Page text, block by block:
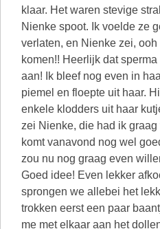
klaar. Het waren stevige
Nienke spoot. Ik voelde ze
verlaten, en Nienke zei,
komen!! Heerlijk dat
aan! Ik bleef nog even in
piemel en floepte uit haar.
enkele klodders uit haar
zei Nienke, die had ik
komt vanavond nog wel
zou nu nog graag even
Goed idee! Even lekker
sprongen we allebei het
trokken eerst een paar
me met elkaar aan het